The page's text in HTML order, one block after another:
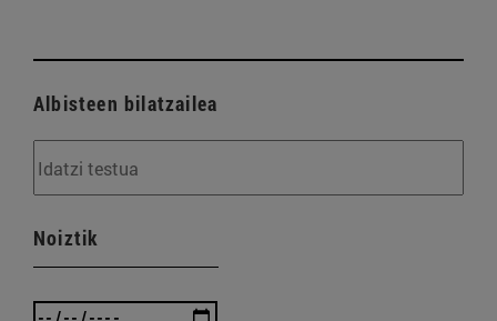
Albisteen bilatzailea
Noiztik